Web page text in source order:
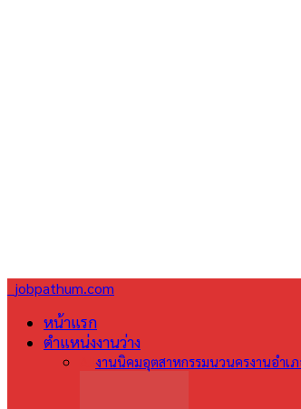
jobpathum.com
หน้าแรก
ตำแหน่งงานว่าง
งานนิคมอุตสาหกรรมนวนครงานอำเ